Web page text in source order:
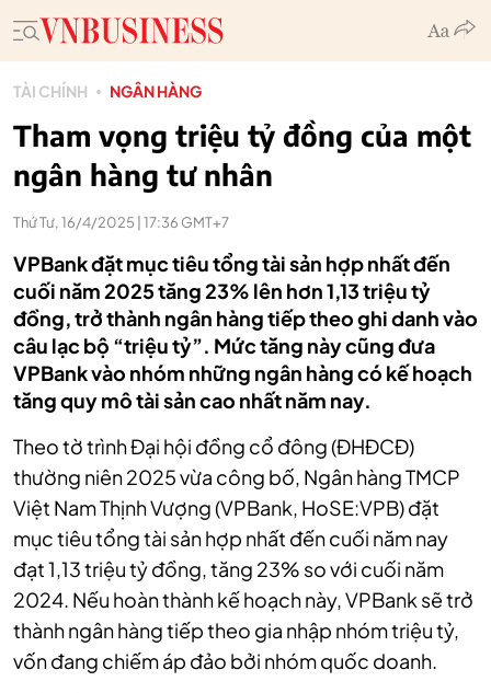
TÀI CHÍNH NGÂN HÀNG
Tham vọng triệu tỷ đồng của một
ngân hàng tư nhân
Thứ Tư, 16/4/2025 | 17:36 GMT+7
VPBank đặt mục tiêu tổng tài sản hợp nhất đến
cuối năm 2025 tăng 23% lên hơn 1,13 triệu tỷ
đồng, trở thành ngân hàng tiếp theo ghi danh vào
câu lạc bộ “triệu tỷ”. Mức tăng này cũng đưa
VPBank vào nhóm những ngân hàng có kế hoạch
tăng quy mô tài sản cao nhất năm nay.
Theo tờ trình Đại hội đồng cổ đông (ĐHĐCĐ)
thường niên 2025 vừa công bố, Ngân hàng TMCP
Việt Nam Thịnh Vượng (VPBank, HoSE:VPB) đặt
mục tiêu tổng tài sản hợp nhất đến cuối năm nay
đạt 1,13 triệu tỷ đồng, tăng 23% so với cuối năm
2024. Nếu hoàn thành kế hoạch này, VPBank sẽ trở
thành ngân hàng tiếp theo gia nhập nhóm triệu tỷ,
vốn đang chiếm áp đảo bởi nhóm quốc doanh.